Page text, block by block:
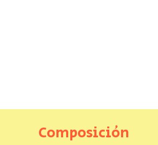
Composición